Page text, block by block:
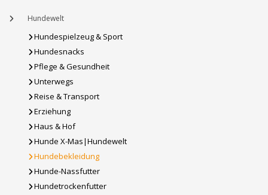
Hundewelt
Hundespielzeug & Sport
Hundesnacks
Pflege & Gesundheit
Unterwegs
Reise & Transport
Erziehung
Haus & Hof
Hunde X-Mas|Hundewelt
Hundebekleidung
Hunde-Nassfutter
Hundetrockenfutter